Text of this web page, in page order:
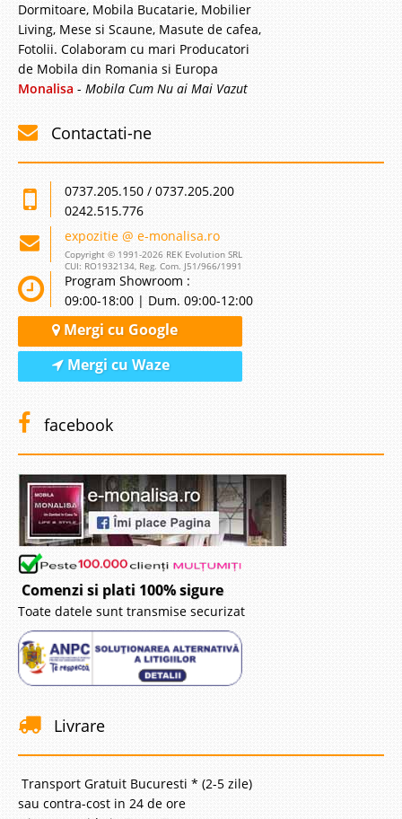
Dormitoare, Mobila Bucatarie, Mobilier
Living, Mese si Scaune, Masute de cafea,
Fotolii. Colaboram cu mari Producatori
de Mobila din Romania si Europa
Monalisa - Mobila Cum Nu ai Mai Vazut
Contactati-ne
0737.205.150 / 0737.205.200
0242.515.776
expozitie @ e-monalisa.ro
Copyright © 1991-2026 REK Evolution SRL
CUI: RO1932134, Reg. Com. J51/966/1991
Program Showroom :
09:00-18:00 | Dum. 09:00-12:00
Mergi cu Google
Mergi cu Waze
facebook
Comenzi si plati 100% sigure
Toate datele sunt transmise securizat
Livrare
Transport Gratuit Bucuresti * (2-5 zile)
sau contra-cost in 24 de ore